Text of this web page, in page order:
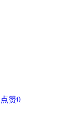
点赞0